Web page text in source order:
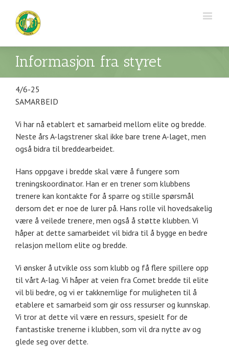
Informasjon fra styret
4/6-25
SAMARBEID
Vi har nå etablert et samarbeid mellom elite og bredde.
Neste års A-lagstrener skal ikke bare trene A-laget, men
også bidra til breddearbeidet.
Hans oppgave i bredde skal være å fungere som
treningskoordinator. Han er en trener som klubbens
trenere kan kontakte for å sparre og stille spørsmål
dersom det er noe de lurer på. Hans rolle vil hovedsakelig
være å veilede trenere, men også å støtte klubben. Vi
håper at dette samarbeidet vil bidra til å bygge en bedre
relasjon mellom elite og bredde.
Vi ønsker å utvikle oss som klubb og få flere spillere opp
til vårt A-lag. Vi håper at veien fra Comet bredde til elite
vil bli bedre, og vi er takknemlige for muligheten til å
etablere et samarbeid som gir oss ressurser og kunnskap.
Vi tror at dette vil være en ressurs, spesielt for de
fantastiske trenerne i klubben, som vil dra nytte av og
glede seg over dette.